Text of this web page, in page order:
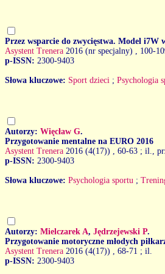
Przez wsparcie do zwycięstwa. Model i7W
Asystent Trenera 2016 (nr specjalny)
, 100-
p-ISSN: 2300-9403
Słowa kluczowe: Sport dzieci ; Psychologia
Autorzy: Więcław G.
Przygotowanie mentalne na EURO 2016
Asystent Trenera 2016 (4(17))
, 60-63 ; il.,
p-ISSN: 2300-9403
Słowa kluczowe: Psychologia sportu ;
Autorzy: Mielczarek A, Jędrzejewski P.
Przygotowanie motoryczne młodych
Asystent Trenera 2016 (4(17))
, 68-71 ; il.
p-ISSN: 2300-9403